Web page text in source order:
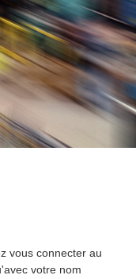
vous connecter au
votre nom